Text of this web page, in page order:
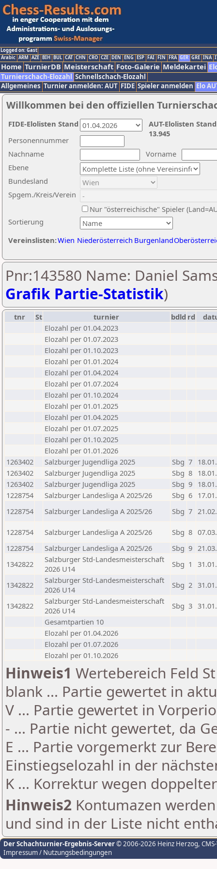
Logged on: Gast
Arabic ARM AZE BIH BUL CAT CHN CRO CZE DEN ENG ESP FAI FIN FRA GER GRE INA
Home TurnierDB Meisterschaft Foto-Galerie Meldekartei
Turnierschach-Elozahl Schnellschach-Elozahl
Allgemeines Turnier anmelden: AUT FIDE Spieler anmelden Elo
Willkommen bei den offiziellen
Nachname
Vorname
Ebene
Sortierung
Personennummer
Bundesland
Spgem./Kreis/Verein
Nur "österreichische" Spieler
Vereinslisten:Wien Niederösterreich Burgenland
AUT-Elolisten
13.945
FIDE-Elolisten Stand
Pnr:143580 Name: Daniel
Grafik Partie-Statistik)
tnr St turnier bdld rd
Elozahl per 01.04.2023
Elozahl per 01.07.2023
Elozahl per 01.10.2023
Elozahl per 01.01.2024
Elozahl per 01.04.2024
Elozahl per 01.07.2024
Elozahl per 01.10.2024
Elozahl per 01.01.2025
Elozahl per 01.04.2025
Elozahl per 01.07.2025
Elozahl per 01.10.2025
Elozahl per 01.01.2026
1263402
Salzburger Jugendliga 2025 Sbg 7
1263402
Salzburger Jugendliga 2025 Sbg 8
1263402
Salzburger Jugendliga 2025 Sbg 9
1228754
Salzburger Landesliga A 2025/26 Sbg 6
1228754
Salzburger Landesliga A 2025/26 Sbg 7
1228754 Salzburger Landesliga A 2025/26 Sbg 8
1228754
Salzburger Landesliga A 2025/26 Sbg 9
1342822
Salzburger Std-Landesmeisterschaft
2026 U14
Sbg 1
1342822
Salzburger Std-Landesmeisterschaft
2026 U14
Sbg 2
1342822
Salzburger Std-Landesmeisterschaft
2026 U14
Sbg 3
Gesamtpartien 10
Elozahl per 01.04.2026
Elozahl per 01.07.2026
Elozahl per 01.10.2026
Hinweis1 Wertebereich Feld
blank ... Partie gewertet in
V ... Partie gewertet in
- ... Partie nicht gewertet, da
E ... Partie vorgemerkt zur
Einstiegselozahl in der
K ... Korrektur wegen
Hinweis2 Kontumazen
und sind in der Liste nicht
Der Schachturnier-Ergebnis-Server© 2006-2026 Heinz Herzog,
Impressum / Nutzungsbedingungen